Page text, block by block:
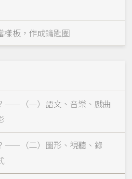
樣板，作成鑰匙圈
——（一）語文、音樂、戲曲
——（二）圖形、視聽、錄